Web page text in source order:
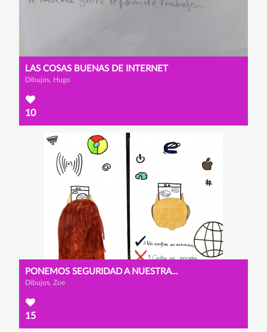
LAS COSAS BUENAS DE INTERNET
Dibujos, Hugo
10
PONEMOS SEGURIDAD A NUESTRA VIDA
Dibujos, Zoe
15